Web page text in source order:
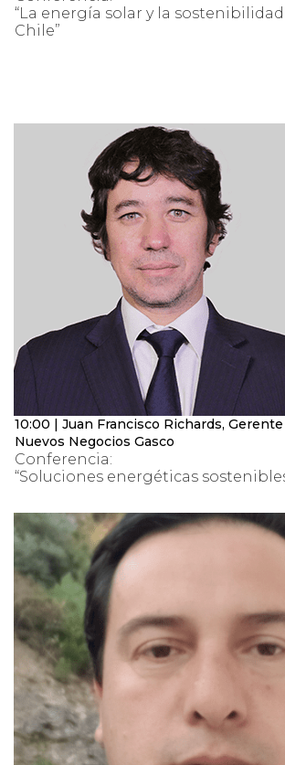
“La energía solar y la
Chile”
10:00 | Juan Francisco Richards,
Nuevos Negocios Gasco
Conferencia:
“Soluciones energéticas